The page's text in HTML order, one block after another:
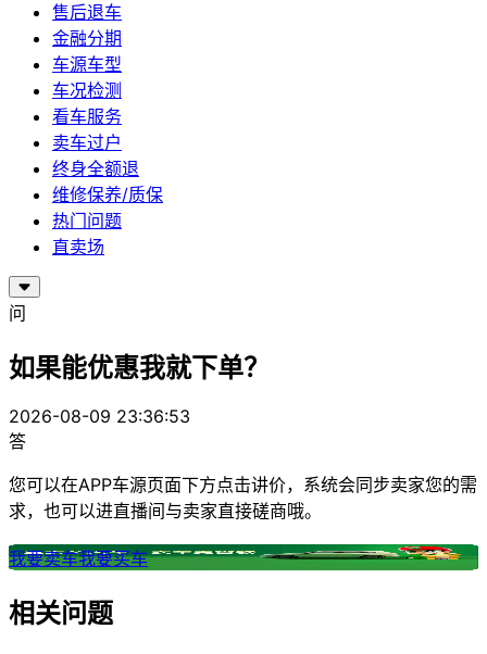
售后退车
金融分期
车源车型
车况检测
看车服务
卖车过户
终身全额退
维修保养/质保
热门问题
直卖场
问
如果能优惠我就下单？
2026-08-09 23:36:53
答
您可以在APP车源页面下方点击讲价，系统会同步卖家您的需
求，也可以进直播间与卖家直接磋商哦。
我要卖车我要买车
相关问题